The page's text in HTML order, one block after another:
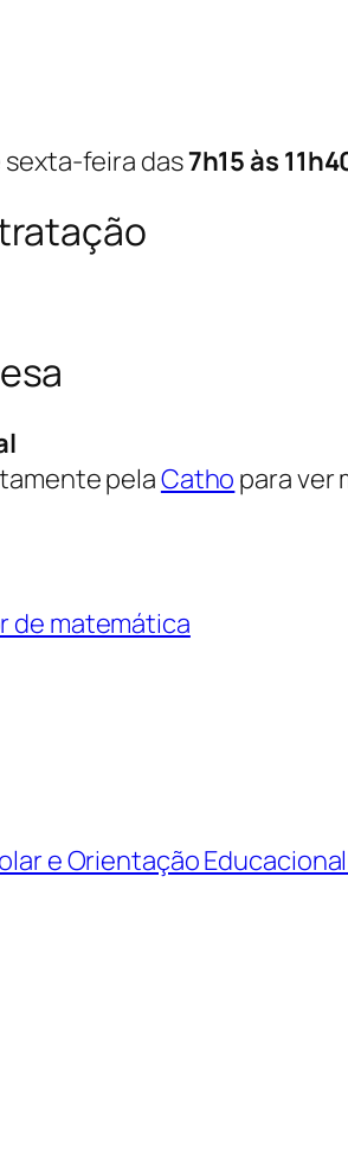
feira das7h15 às
pelaCatho para ver
de matemática
e Orientação